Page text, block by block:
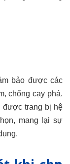
bảo được các
chống cạy phá.
được trang bị hệ
mang lại sự